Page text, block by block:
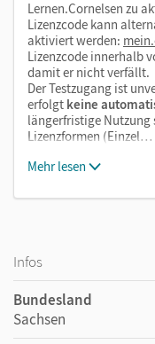
Lernen.Cornelsen zu
Lizenzcode kann
aktiviert werden:
Lizenzcode innerhalb
damit er nicht verfällt.
Der Testzugang ist
erfolgt keine
längerfristige Nutzung
Lizenzformen (Einzel…
Mehr lesen
Infos
Bundesland
Sachsen